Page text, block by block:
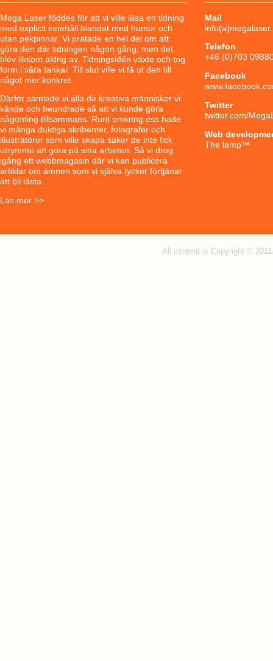
Mega Laser föddes för att vi ville läsa en tidning
med explicit innehåll blandat med humor och
utan pekpinnar. Vi pratade en hel del om att
göra den där tidningen någon gång, men det
blev liksom aldrig av. Tidningsidén växte och tog
form i våra tankar. Till slut ville vi få ut den till
något mer konkret.
Därför samlade vi alla de kreativa människor vi
kände och beundrade så att vi kunde göra
någonting tillsammans. Runt omkring oss hade
vi många duktiga skribenter, fotografer och
illustratörer som ville skapa saker de inte fick
utrymme att göra på sina arbeten. Så vi drog
igång ett webbmagasin där vi kan publicera
artiklar om ämnen som vi själva tycker förtjänar
att bli lästa.
Läs mer >>
Mail
Telefon
+46 (0)703
Facebook
Twitter
twitter.com/
Web
The lamp™
All content is Copyright ©